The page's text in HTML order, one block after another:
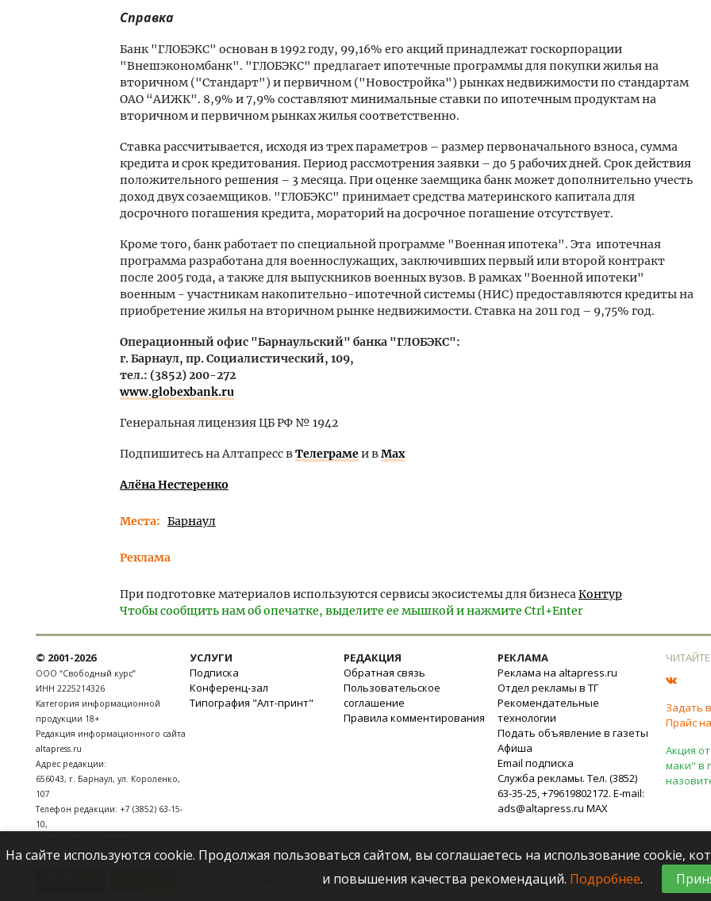
Справка
Банк "ГЛОБЭКС" основан в 1992 году, 99,16% его акций принадлежат госкорпорации
"Внешэкономбанк". "ГЛОБЭКС" предлагает ипотечные программы для покупки жилья на
вторичном ("Стандарт") и первичном ("Новостройка") рынках недвижимости по стандартам
ОАО “АИЖК". 8,9% и 7,9% составляют минимальные ставки по ипотечным продуктам на
вторичном и первичном рынках жилья соответственно.
Ставка рассчитывается, исходя из трех параметров – размер первоначального взноса, сумма
кредита и срок кредитования. Период рассмотрения заявки – до 5 рабочих дней. Срок действия
положительного решения – 3 месяца. При оценке заемщика банк может дополнительно учесть
доход двух созаемщиков. "ГЛОБЭКС" принимает средства материнского капитала для
досрочного погашения кредита, мораторий на досрочное погашение отсутствует.
Кроме того, банк работает по специальной программе "Военная ипотека". Эта ипотечная
программа разработана для военнослужащих, заключивших первый или второй контракт
после 2005 года, а также для выпускников военных вузов. В рамках "Военной ипотеки"
военным - участникам накопительно-ипотечной системы (НИС) предоставляются кредиты на
приобретение жилья на вторичном рынке недвижимости. Ставка на 2011 год – 9,75% год.
Операционный офис "Барнаульский" банка "ГЛОБЭКС":
г. Барнаул, пр. Социалистический, 109,
тел.: (3852) 200-272
www.globexbank.ru
Генеральная лицензия ЦБ РФ № 1942
Подпишитесь на Алтапресс вТелеграмеи вMax
Алёна Нестеренко
Места Барнаул
Реклама
При подготовке материалов используются сервисы экосистемы для бизнесаКонтур
Чтобы сообщить нам об опечатке, выделите ее мышкой и нажмите Ctrl+Enter
© 2001-2026
ООО “Свободный курс”
ИНН 2225214326
Категория информационной
продукции 18+
Редакция информационного сайта
altapress.ru
Адрес редакции:
656043, г. Барнаул, ул. Короленко,
107
Телефон редакции: +7 (3852) 63-15-
10,
УСЛУГИ
Подписка
Конференц-зал
Типография "Алт-принт"
РЕДАКЦИЯ
Обратная связь
Пользовательское
соглашение
Правила комментирования
РЕКЛАМА
Реклама на altapress.ru
Отдел рекламы в ТГ
Рекомендательные
технологии
Подать объявление в газеты
Афиша
Email подписка
Служба рекламы. Тел. (3852)
63-35-25, +79619802172. E-mail:
ads@altapress.ru MAX
Задать
Прайс
Акция
маки" в
На сайте используются cookie. Продолжая пользоваться сайтом, вы соглашаетесь на использование cookie,
и повышения качества рекомендаций. Подробнее.